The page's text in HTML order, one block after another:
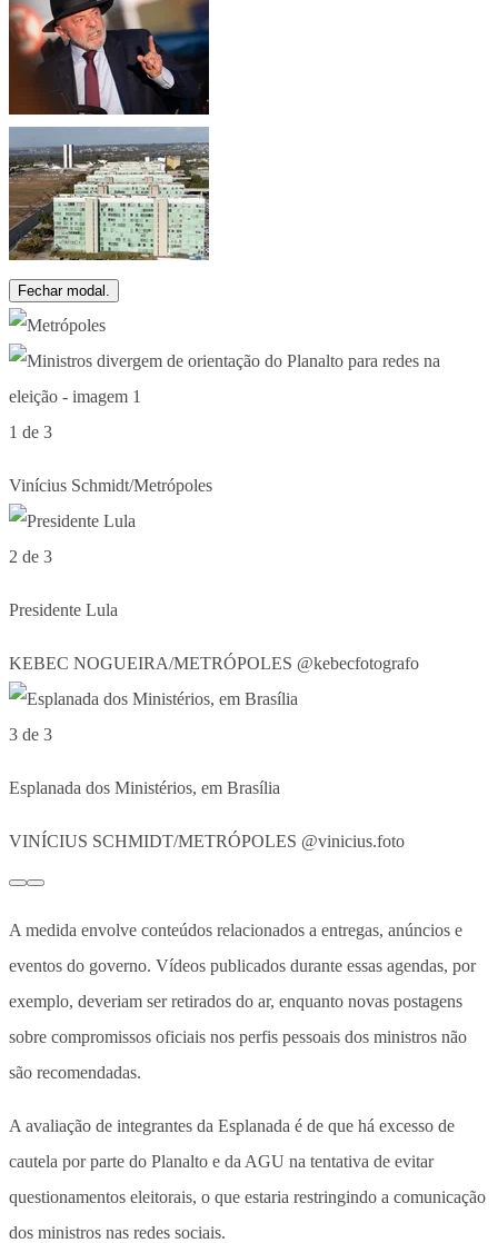
Fechar modal.
1 de 3
Vinícius Schmidt/Metrópoles
2 de 3
Presidente Lula
KEBEC NOGUEIRA/METRÓPOLES @kebecfotografo
3 de 3
Esplanada dos Ministérios, em Brasília
VINÍCIUS SCHMIDT/METRÓPOLES @vinicius.foto
A medida envolve conteúdos relacionados a entregas, anúncios e
eventos do governo. Vídeos publicados durante essas agendas, por
exemplo, deveriam ser retirados do ar, enquanto novas postagens
sobre compromissos oficiais nos perfis pessoais dos ministros não
são recomendadas.
A avaliação de integrantes da Esplanada é de que há excesso de
cautela por parte do Planalto e da AGU na tentativa de evitar
questionamentos eleitorais, o que estaria restringindo a comunicação
dos ministros nas redes sociais.